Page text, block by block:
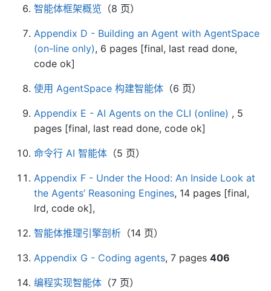
智能体框架概览 （8 页）
Appendix D - Building an Agent with AgentSpace
(on-line only), 6 pages [final, last read done,
code ok]
使用 AgentSpace 构建智能体 （6 页）
Appendix E - AI Agents on the CLI (online) , 5
pages [final, last read done, code ok]
命令行 AI 智能体 （5 页）
Appendix F - Under the Hood: An Inside Look at
the Agents’ Reasoning Engines, 14 pages [final,
lrd, code ok],
智能体推理引擎剖析 （14 页）
Appendix G - Coding agents, 7 pages 406
编程实现智能体 （7 页）